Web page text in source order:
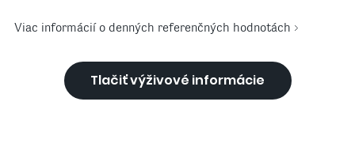
Viac informácií o denných referenčných hodnotách
Tlačiť výživové informácie